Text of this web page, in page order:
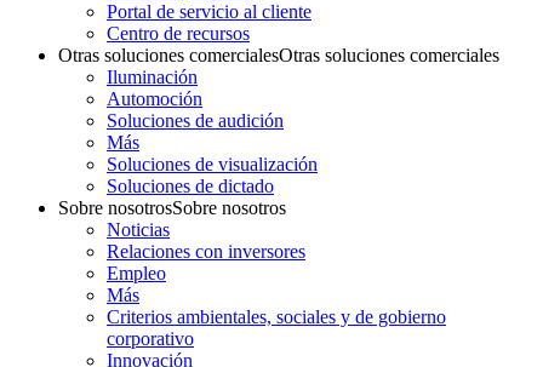
Portal de servicio al cliente
Centro de recursos
Otras soluciones comercialesOtras soluciones comerciales
Iluminación
Automoción
Soluciones de audición
Más
Soluciones de visualización
Soluciones de dictado
Sobre nosotrosSobre nosotros
Noticias
Relaciones con inversores
Empleo
Más
Criterios ambientales, sociales y de gobierno
corporativo
Innovación